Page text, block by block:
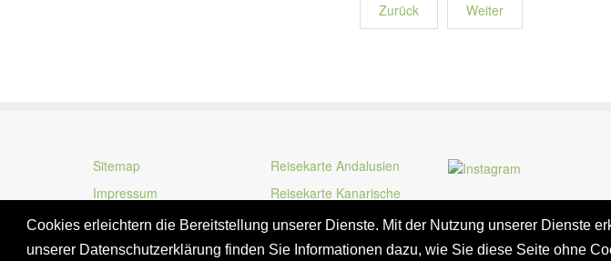
Cookies erleichtern die Bereitstellung unserer Dienste. Mit der Nutzung unserer Dienste
unserer Datenschutzerklärung finden Sie Informationen dazu, wie Sie diese Seite ohne
Zurück Weiter
Sitemap
Impressum
Reisekarte Andalusien
Reisekarte Kanarische